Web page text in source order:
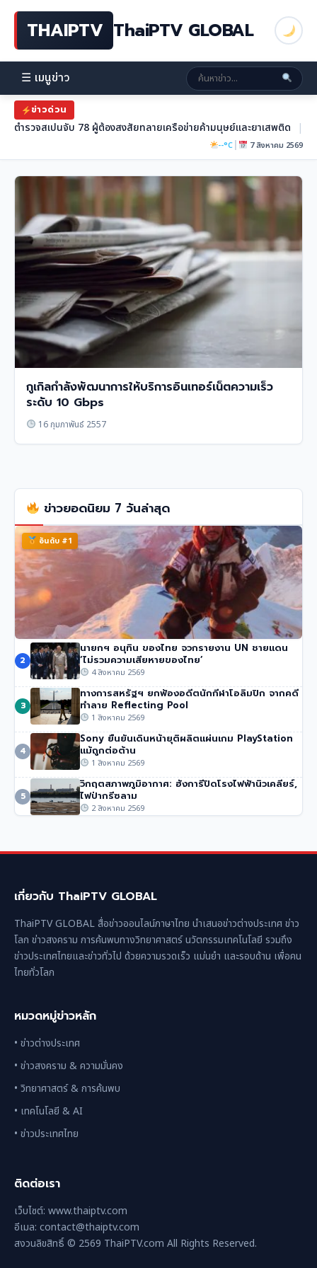
THAIPTV ThaiPTV GLOBAL
☰ เมนูข่าว
ข่าวด่วน
ตำรวจสเปนจับ 78 ผู้ต้องสงสัยทลายเครือข่ายค้ามนุษย์และยาเสพติด |
--°C| 7 สิงหาคม 2569
กูเกิลกำลังพัฒนาการให้บริการอินเทอร์เน็ตความเร็ว
ระดับ 10 Gbps
16 กุมภาพันธ์ 2557
ข่าวยอดนิยม 7 วันล่าสุด
อันดับ #1
นักปีนเขาชื่อดัง นิมมัล ปูร์จา เสียชีวิตในหิมะถล่มปากีสถาน
52 วิว• 1 สิงหาคม 2569
2
นายกฯ อนุทิน ของไทย จวกรายงาน UN ชายแดน
‘ไม่รวมความเสียหายของไทย’
4 สิงหาคม 2569
3
ทางการสหรัฐฯ ยกฟ้องอดีตนักกีฬาโอลิมปิก จากคดี
ทำลาย Reflecting Pool
1 สิงหาคม 2569
4
Sony ยืนยันเดินหน้ายุติผลิตแผ่นเกม PlayStation
แม้ถูกต่อต้าน
1 สิงหาคม 2569
5
วิกฤตสภาพภูมิอากาศ: ฮังการีปิดโรงไฟฟ้านิวเคลียร์,
ไฟป่ากรีซลาม
2 สิงหาคม 2569
เกี่ยวกับ ThaiPTV GLOBAL
ThaiPTV GLOBAL สื่อข่าวออนไลน์ภาษาไทย นำเสนอข่าวต่างประเทศ ข่าว
โลก ข่าวสงคราม การค้นพบทางวิทยาศาสตร์ นวัตกรรมเทคโนโลยี รวมถึง
ข่าวประเทศไทยและข่าวทั่วไป ด้วยความรวดเร็ว แม่นยำ และรอบด้าน เพื่อคน
ไทยทั่วโลก
หมวดหมู่ข่าวหลัก
• ข่าวต่างประเทศ
• ข่าวสงคราม & ความมั่นคง
• วิทยาศาสตร์ & การค้นพบ
• เทคโนโลยี & AI
• ข่าวประเทศไทย
ติดต่อเรา
เว็บไซต์: www.thaiptv.com
อีเมล: contact@thaiptv.com
สงวนลิขสิทธิ์ © 2569 ThaiPTV.com All Rights Reserved.